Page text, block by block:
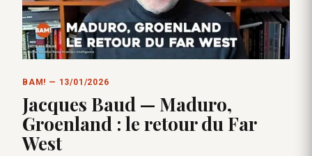
BAM! — 13/01/2026
Jacques Baud — Maduro,
Groenland : le retour du Far
West